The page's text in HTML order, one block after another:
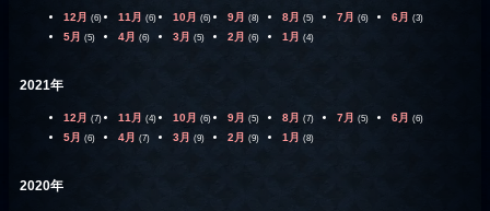
12月 (6) 11月 (6) 10月 (6) 9月 (8) 8月 (5) 7月 (6) 6月 (3)
5月 (5) 4月 (6) 3月 (5) 2月 (6) 1月 (4)
2021年
12月 (7) 11月 (4) 10月 (6) 9月 (5) 8月 (7) 7月 (5) 6月 (6)
5月 (6) 4月 (7) 3月 (9) 2月 (9) 1月 (8)
2020年